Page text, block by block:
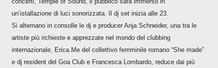
un’istallazione di luci sonorizzata. Il dj set inizia alle 23.
Si alternano in consolle le dj e producer Anja Schneider, una tra le
artiste più richieste e apprezzate nel mondo del clubbing
internazionale, Erica.Me del collettivo femminile romano “She made”
e dj resident del Goa Club e Francesca Lombardo, reduce dai più